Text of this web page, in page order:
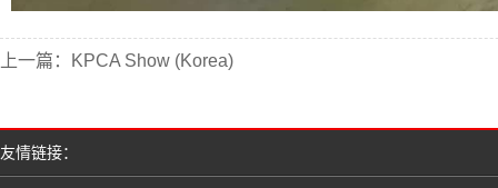
上一篇： KPCA Show (Korea)
友情链接：